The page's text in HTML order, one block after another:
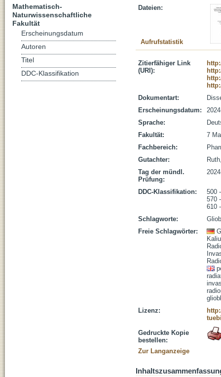
Dateien:
Aufrufstatistik
Zitierfähiger Link
(URI):
Dokumentart:
Erscheinungsdatum:
Sprache:
Fakultät:
7
Fachbereich:
Gutachter:
Tag der mündl.
Prüfung:
DDC-Klassifikation:
500
570
610
Schlagworte:
Freie Schlagwörter:
Lizenz:
Gedruckte Kopie
bestellen:
Zur Langanzeige
Mathematisch-
Naturwissenschaftliche
Fakultät
Erscheinungsdatum
Autoren
Titel
DDC-Klassifikation